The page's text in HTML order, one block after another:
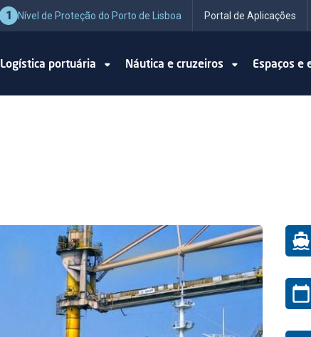
1 Nível de Proteção do Porto de Lisboa Portal de Aplicações
Logística portuária Náutica e cruzeiros Espaços e